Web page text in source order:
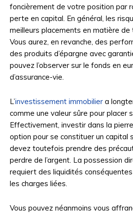
foncièrement de votre position par
perte en capital. En général, les
meilleurs placements en matière de
Vous aurez, en revanche, des
des produits d’épargne avec
pouvez l’observer sur le fonds en
d’assurance-vie.
L’investissement immobilier a
comme une valeur sûre pour placer
Effectivement, investir dans la
option pour se constituer un capital
devez toutefois prendre des
perdre de l’argent. La possession
requiert des liquidités
les charges liées.
Vous pouvez néanmoins vous